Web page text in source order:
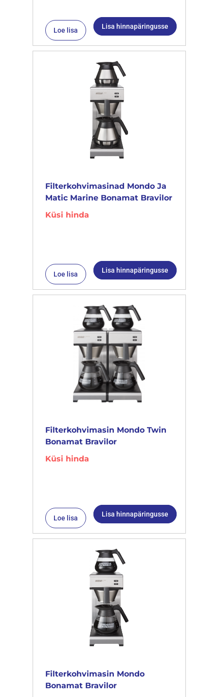
Loe lisa Lisa hinnapäringusse
Filterkohvimasinad Mondo Ja
Matic Marine Bonamat Bravilor
Küsi hinda
Loe lisa Lisa hinnapäringusse
Filterkohvimasin Mondo Twin
Bonamat Bravilor
Küsi hinda
Loe lisa Lisa hinnapäringusse
Filterkohvimasin Mondo
Bonamat Bravilor